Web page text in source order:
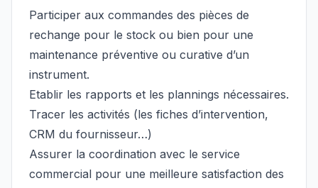
Participer aux commandes des pièces de
rechange pour le stock ou bien pour une
maintenance préventive ou curative d’un
instrument.
Etablir les rapports et les plannings nécessaires.
Tracer les activités (les fiches d’intervention,
CRM du fournisseur…)
Assurer la coordination avec le service
commercial pour une meilleure satisfaction des